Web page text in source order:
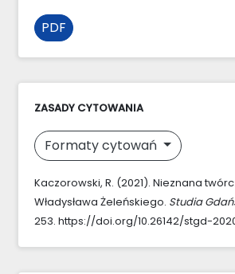
PDF
ZASADY CYTOWANIA
Formaty cytowań
Kaczorowski, R. (2021). Nieznana
Władysława Żeleńskiego. Studia
253. https://doi.org/10.26142/stgd-